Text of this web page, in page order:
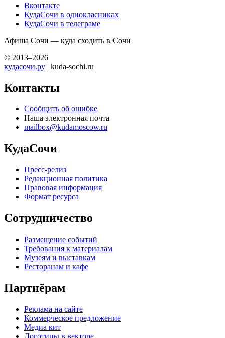
Вконтакте
КудаСочи в однокласниках
КудаСочи в телеграме
Афиша Сочи — куда сходить в Сочи
© 2013–2026
кудасочи.ру | kuda-sochi.ru
Контакты
Сообщить об ошибке
Наша электронная почта
mailbox@kudamoscow.ru
КудаСочи
Пресс-релиз
Редакционная политика
Правовая информация
Формат ресурса
Сотрудничество
Размещение событий
Требования к материалам
Музеям и выставкам
Ресторанам и кафе
Партнёрам
Реклама на сайте
Коммерческое предложение
Медиа кит
Логотипы в векторе